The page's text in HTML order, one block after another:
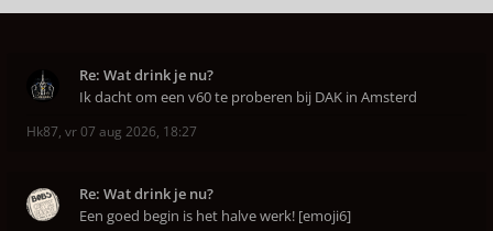
Re: Wat drink je nu?
Ik dacht om een v60 te proberen bij DAK in Amsterd
Hk87, vr 07 aug 2026, 18:27
Re: Wat drink je nu?
Een goed begin is het halve werk! [emoji6]